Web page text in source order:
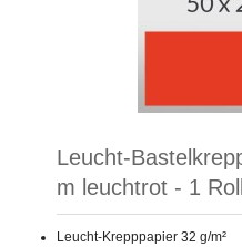
Leucht-
m leuchtrot - 1
Leucht-Krepppapier 32 g/m²